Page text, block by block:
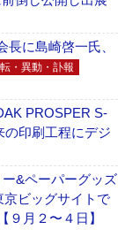
に島崎啓一氏、
・異動・訃報
PROSPER S-
印刷工程にデジ
&ペーパーグッズ
京ビッグサイトで
月２〜４日】